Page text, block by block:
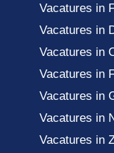
Vacatures in
Vacatures in
Vacatures in
Vacatures in
Vacatures in
Vacatures in
Vacatures in